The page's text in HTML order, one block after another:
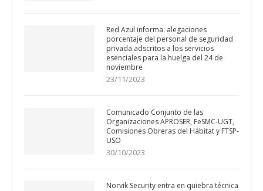
Red Azul informa: alegaciones
porcentaje del personal de seguridad
privada adscritos a los servicios
esenciales para la huelga del 24 de
noviembre
23/11/2023
Comunicado Conjunto de las
Organizaciones APROSER, FeSMC-UGT,
Comisiones Obreras del Hábitat y FTSP-
USO
30/10/2023
Norvik Security entra en quiebra técnica